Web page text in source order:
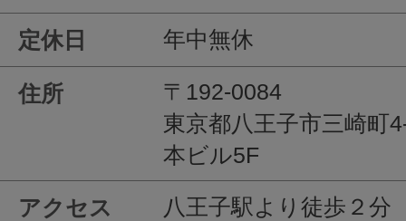
定休日 年中無休
住所
〒192-0084
東京都八王子市三崎町
本ビル5F
アクセス 八王子駅より徒歩２分